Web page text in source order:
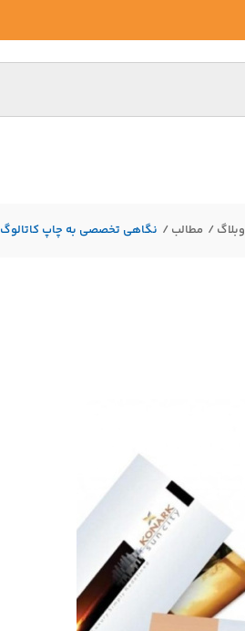
وبلاگ مطالب نگاهی تخصصی به چاپ کاتالوگ